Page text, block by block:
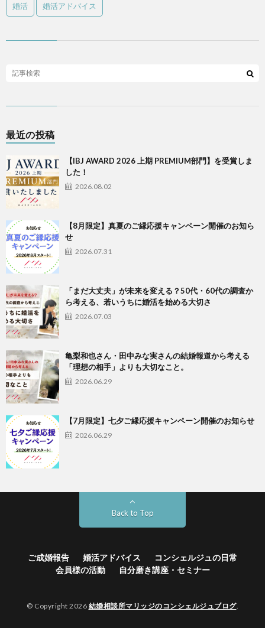
婚活 婚活アドバイス
最近の投稿
【IBJ AWARD 2026 上期 PREMIUM部門】を受賞しま
した！
2026.08.02
【8月限定】真夏のご縁応援キャンペーン開催のお知ら
せ
2026.07.31
「まだ大丈夫」が未来を変える？50代・60代の調査か
ら考える、若いうちに婚活を始める大切さ
2026.07.03
亀梨和也さん・田中みな実さんの結婚報道から考える
「理想の相手」よりも大切なこと。
2026.06.29
【7月限定】七夕ご縁応援キャンペーン開催のお知らせ
2026.06.29
Back to Top
ご成婚報告 婚活アドバイス
コンシェルジュの日常
会員様の活動
自分磨き講座・セミナー
© Copyright 2026 結婚相談所マリッジのコンシェルジュブログ.